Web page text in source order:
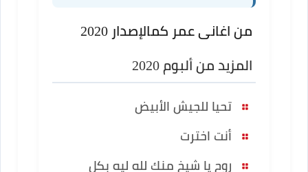
من اغانى عمر كمالإصدار 2020
المزيد من ألبوم 2020
تحيا للجيش الأبيض
أنت اخترت
روح يا شيخ منك لله ليه بكل